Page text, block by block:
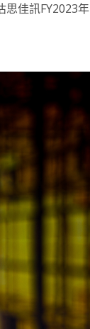
思佳訊FY2023年